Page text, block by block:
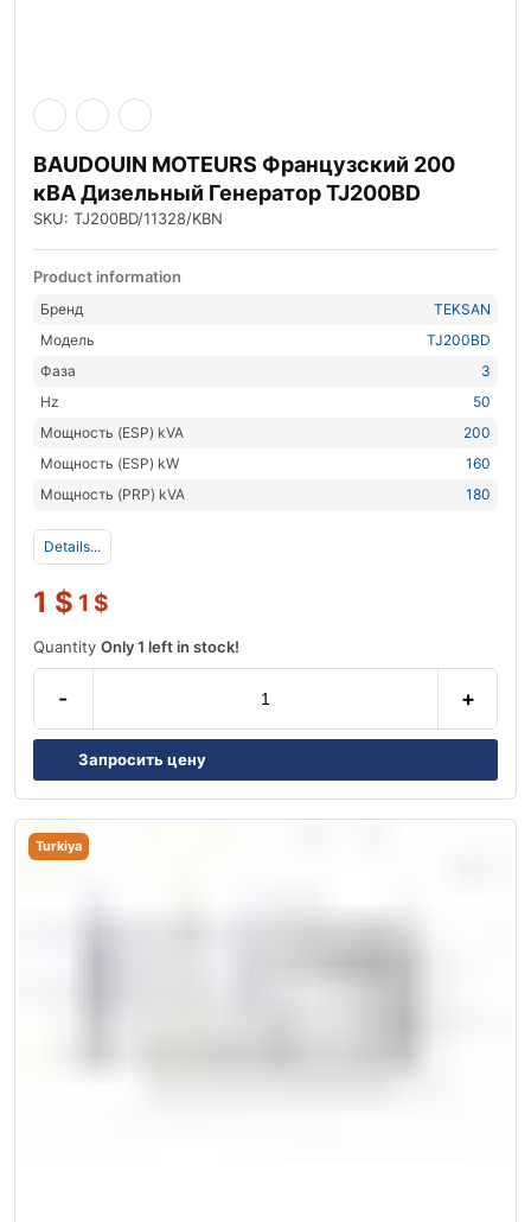
BAUDOUIN MOTEURS Французский 200
кВА Дизельный Генератор TJ200BD
SKU: TJ200BD/11328/KBN
Product information
Бренд
TEKSAN
Модель
TJ200BD
Фаза
3
Hz
50
Мощность (ESP) kVA
200
Мощность (ESP) kW
160
Мощность (PRP) kVA
180
Details...
1 $ 1 $
Quantity Only 1 left in stock!
- +
Запросить цену
Turkiya